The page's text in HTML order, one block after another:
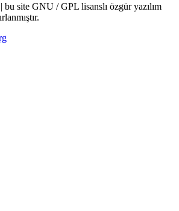
site GNU / GPL lisanslı özgür yazılım